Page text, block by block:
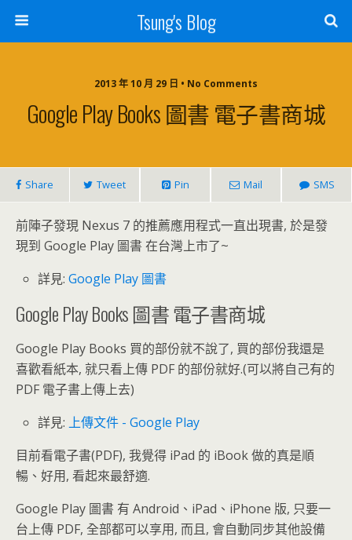
Tsung's Blog
2013 年 10 月 29 日 • No Comments
Google Play Books 圖書 電子書商城
Share Tweet Pin Mail SMS
前陣子發現 Nexus 7 的推薦應用程式一直出現書, 於是發
現到 Google Play 圖書 在台灣上市了~
詳見:Google Play 圖書
Google Play Books 圖書 電子書商城
Google Play Books 買的部份就不說了, 買的部份我還是
喜歡看紙本, 就只看上傳 PDF 的部份就好.(可以將自己有的
PDF 電子書上傳上去)
詳見: 上傳文件 - Google Play
目前看電子書(PDF), 我覺得 iPad 的 iBook 做的真是順
暢、好用, 看起來最舒適.
Google Play 圖書 有 Android、iPad、iPhone 版, 只要一
台上傳 PDF, 全部都可以享用, 而且, 會自動同步其他設備